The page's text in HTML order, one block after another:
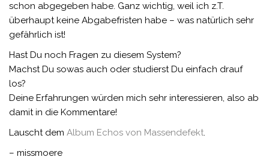
schon abgegeben habe. Ganz wichtig, weil ich z.T.
überhaupt keine Abgabefristen habe – was natürlich sehr
gefährlich ist!
Hast Du noch Fragen zu diesem System?
Machst Du sowas auch oder studierst Du einfach drauf
los?
Deine Erfahrungen würden mich sehr interessieren, also ab
damit in die Kommentare!
Lauscht dem Album Echos von Massendefekt.
– missmoere